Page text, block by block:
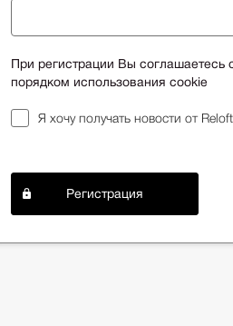
При регистрации Вы
порядком использования cookie
Я хочу получать новости от
Регистрация